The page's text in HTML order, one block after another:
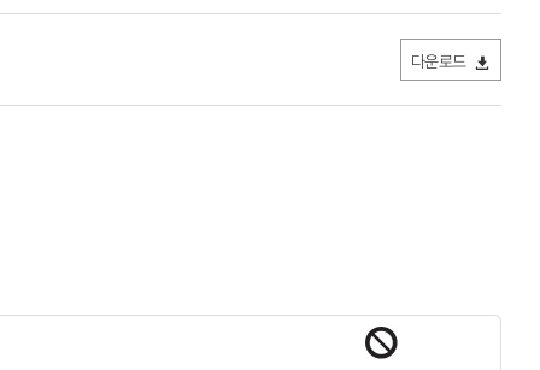
다운로드